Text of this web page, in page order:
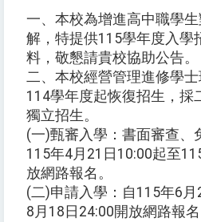
一、本校為增進高中職學
解，特提供115學年度入學
料，敬懇請貴校協助公告。
二、本校經營管理進修學
114學年度起恢復招生，採
獨立招生。
(一)甄審入學：書面審查、
115年4月21日10:00起至
放網路報名。
(二)申請入學：自115年6
8月18日24:00開放網路報名